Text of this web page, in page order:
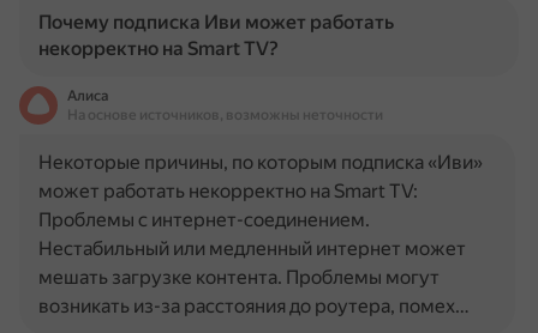
Почему подписка Иви может работать
некорректно на Smart TV?
Алиса
На основе источников, возможны неточности
Некоторые причины, по которым подписка «Иви»
может работать некорректно на Smart TV:
Проблемы с интернет-соединением.
Нестабильный или медленный интернет может
мешать загрузке контента. Проблемы могут
возникать из-за расстояния до роутера, помех…